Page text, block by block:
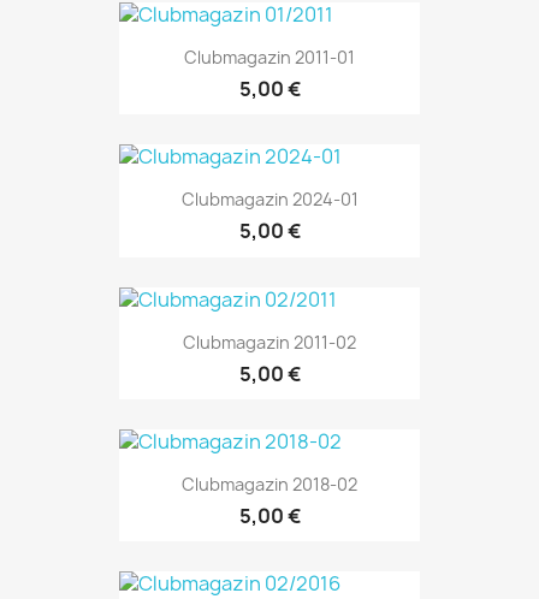
Clubmagazin 2011-01
5,00 €
Clubmagazin 2024-01
5,00 €
Clubmagazin 2011-02
5,00 €
Clubmagazin 2018-02
5,00 €